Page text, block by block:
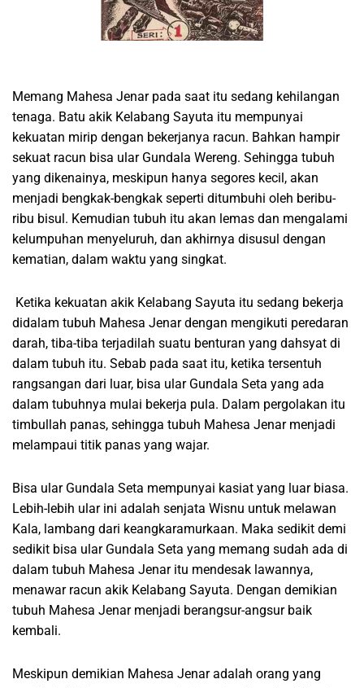
Memang Mahesa Jenar pada saat itu sedang kehilangan
tenaga. Batu akik Kelabang Sayuta itu mempunyai
kekuatan mirip dengan bekerjanya racun. Bahkan hampir
sekuat racun bisa ular Gundala Wereng. Sehingga tubuh
yang dikenainya, meskipun hanya segores kecil, akan
menjadi bengkak-bengkak seperti ditumbuhi oleh beribu-
ribu bisul. Kemudian tubuh itu akan lemas dan mengalami
kelumpuhan menyeluruh, dan akhirnya disusul dengan
kematian, dalam waktu yang singkat.
Ketika kekuatan akik Kelabang Sayuta itu sedang bekerja
didalam tubuh Mahesa Jenar dengan mengikuti peredaran
darah, tiba-tiba terjadilah suatu benturan yang dahsyat di
dalam tubuh itu. Sebab pada saat itu, ketika tersentuh
rangsangan dari luar, bisa ular Gundala Seta yang ada
dalam tubuhnya mulai bekerja pula. Dalam pergolakan itu
timbullah panas, sehingga tubuh Mahesa Jenar menjadi
melampaui titik panas yang wajar.
Bisa ular Gundala Seta mempunyai kasiat yang luar biasa.
Lebih-lebih ular ini adalah senjata Wisnu untuk melawan
Kala, lambang dari keangkaramurkaan. Maka sedikit demi
sedikit bisa ular Gundala Seta yang memang sudah ada di
dalam tubuh Mahesa Jenar itu mendesak lawannya,
menawar racun akik Kelabang Sayuta. Dengan demikian
tubuh Mahesa Jenar menjadi berangsur-angsur baik
kembali.
Meskipun demikian Mahesa Jenar adalah orang yang